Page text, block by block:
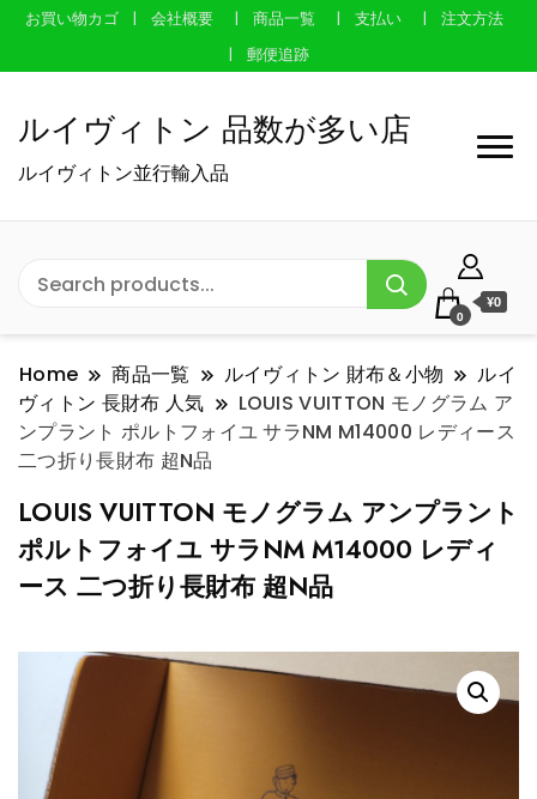
お買い物カゴ 会社概要 商品一覧 支払い
注文方法
郵便追跡
ルイヴィトン 品数が多い店
ルイヴィトン並行輸入品
0
¥0
Home 商品一覧 ルイヴィトン 財布＆小物
ルイ
ヴィトン 長財布 人気
LOUIS VUITTON モノグラム ア
ンプラント ポルトフォイユ サラNM M14000 レディース
二つ折り長財布 超N品
LOUIS VUITTON モノグラム アンプラント
ポルトフォイユ サラNM M14000 レディ
ース 二つ折り長財布 超N品